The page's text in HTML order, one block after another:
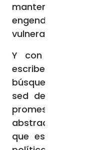
mantenimiento
engendra
vulnerables”
Y con las
escriben: «El
búsqueda
sed de
promesas
abstractas
que está en la